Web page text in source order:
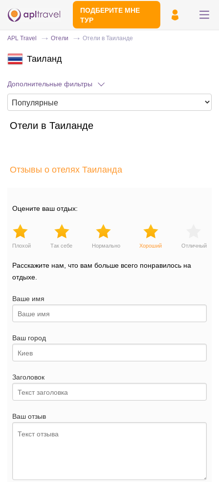
ПОДБЕРИТЕ МНЕ
ТУР
минут
APL Travel Отели Отели в Таиланде
Таиланд
Дополнительные фильтры
Отели в Таиланде
Отзывы о отелях Таиланда
Оцените ваш отдых:
Плохой Так себе Нормально Хороший Отличный
Расскажите нам, что вам больше всего понравилось на
отдыхе.
Ваше имя
Ваш город
Заголовок
Ваш отзыв